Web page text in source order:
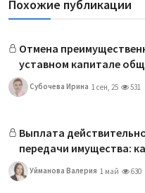
Похожие публикации
Отмена
уставном капитале
Субочева Ирина 1 сен, 25 531
Выплата
передачи имущества:
Уйманова Валерия 1 май 630